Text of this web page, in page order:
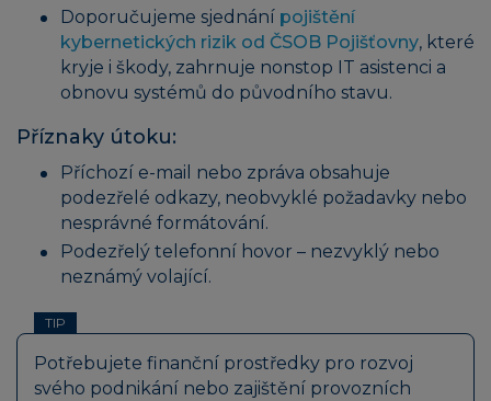
Doporučujeme sjednání pojištění
kybernetických rizik od ČSOB Pojišťovny, které
kryje i škody, zahrnuje nonstop IT asistenci a
obnovu systémů do původního stavu.
Příznaky útoku:
Příchozí e-mail nebo zpráva obsahuje
podezřelé odkazy, neobvyklé požadavky nebo
nesprávné formátování.
Podezřelý telefonní hovor – nezvyklý nebo
neznámý volající.
TIP
Potřebujete finanční prostředky pro rozvoj
svého podnikání nebo zajištění provozních